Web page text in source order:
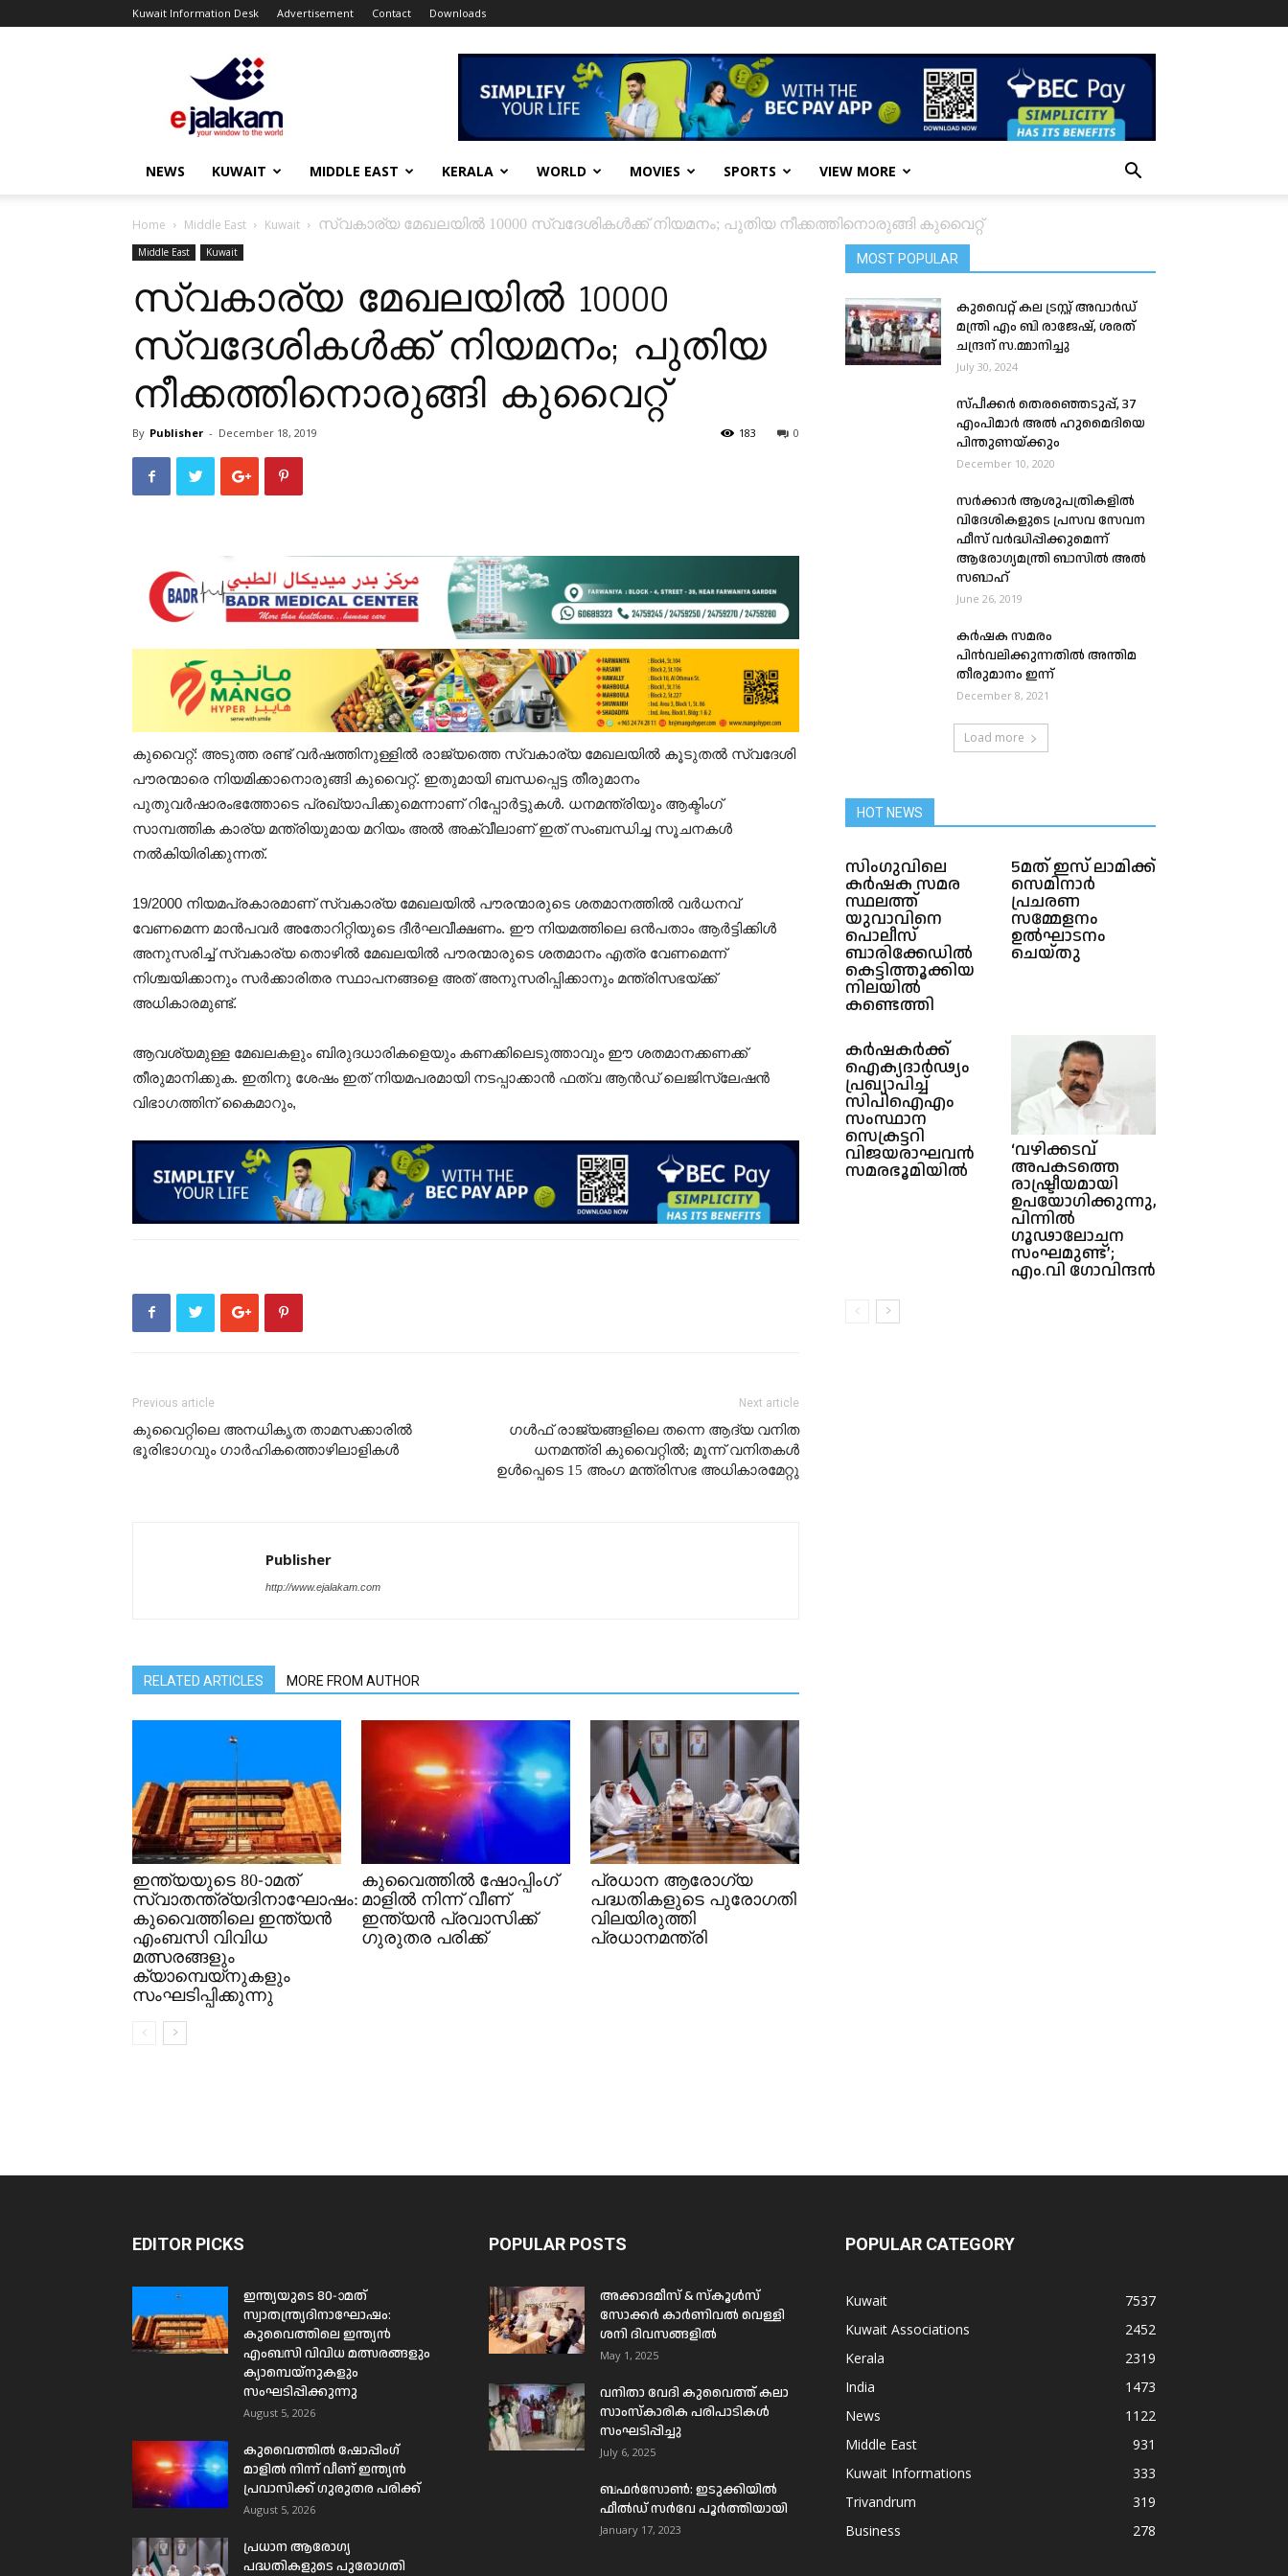
Kuwait Information Desk Advertisement Contact Downloads
ejalakam
NEWS KUWAIT MIDDLE EAST KERALA WORLD MOVIES SPORTS VIEW MORE
Home Middle East Kuwait സ്വകാര്യ മേഖലയിൽ 10000 സ്വദേശികള്‍ക്ക് നിയമനം; പുതിയ നീക്കത്തിനൊരുങ്ങി കുവൈറ്റ്
Middle East Kuwait
സ്വകാര്യ മേഖലയിൽ 10000
സ്വദേശികള്‍ക്ക് നിയമനം; പുതിയ
നീക്കത്തിനൊരുങ്ങി കുവൈറ്റ്
By Publisher - December 18, 2019 0
183
കുവൈറ്റ്: അടുത്ത രണ്ട് വർഷത്തിനുള്ളിൽ രാജ്യത്തെ സ്വകാര്യ മേഖലയിൽ കൂടുതൽ സ്വദേശി
പൗരന്മാരെ നിയമിക്കാനൊരുങ്ങി കുവൈറ്റ്. ഇതുമായി ബന്ധപ്പെട്ട തീരുമാനം
പുതുവർഷാരംഭത്തോടെ പ്രഖ്യാപിക്കുമെന്നാണ് റിപ്പോർട്ടുകൾ. ധനമന്ത്രിയും ആക്ടിംഗ്
സാമ്പത്തിക കാര്യ മന്ത്രിയുമായ മറിയം അൽ അക്വീലാണ് ഇത് സംബന്ധിച്ച സൂചനകൾ
നൽകിയിരിക്കുന്നത്.
19/2000 നിയമപ്രകാരമാണ് സ്വകാര്യ മേഖലയിൽ പൗരന്മാരുടെ ശതമാനത്തിൽ വർധനവ്
വേണമെന്ന മാൻപവർ അതോറിറ്റിയുടെ ദീർഘവീക്ഷണം. ഈ നിയമത്തിലെ ഒൻപതാം ആർട്ടിക്കിൾ
അനുസരിച്ച് സ്വകാര്യ തൊഴിൽ മേഖലയിൽ പൗരന്മാരുടെ ശതമാനം എത്ര വേണമെന്ന്
നിശ്ചയിക്കാനും സർക്കാരിതര സ്ഥാപനങ്ങളെ അത് അനുസരിപ്പിക്കാനും മന്ത്രിസഭയ്ക്ക്
അധികാരമുണ്ട്.
ആവശ്യമുള്ള മേഖലകളും ബിരുദധാരികളെയും കണക്കിലെടുത്താവും ഈ ശതമാനക്കണക്ക്
തീരുമാനിക്കുക. ഇതിനു ശേഷം ഇത് നിയമപരമായി നടപ്പാക്കാൻ ഫത്വ ആൻഡ് ലെജിസ്ലേഷൻ
വിഭാഗത്തിന് കൈമാറും,
Previous article
കുവൈറ്റിലെ അനധികൃത താമസക്കാരിൽ
ഭൂരിഭാഗവും ഗാർഹികത്തൊഴിലാളികൾ
Next article
ഗൾഫ് രാജ്യങ്ങളിലെ തന്നെ ആദ്യ വനിത
ധനമന്ത്രി കുവൈറ്റിൽ; മൂന്ന് വനിതകൾ
ഉള്‍പ്പെടെ 15 അംഗ മന്ത്രിസഭ അധികാരമേറ്റു
Publisher
http://www.ejalakam.com
RELATED ARTICLES MORE FROM AUTHOR
ഇന്ത്യയുടെ 80-ാമത്
സ്വാതന്ത്ര്യദിനാഘോഷം:
കുവൈത്തിലെ ഇന്ത്യൻ
എംബസി വിവിധ
മത്സരങ്ങളും
ക്യാമ്പെയ്‌നുകളും
സംഘടിപ്പിക്കുന്നു
കുവൈത്തിൽ ഷോപ്പിംഗ്
മാളിൽ നിന്ന് വീണ്
ഇന്ത്യൻ പ്രവാസിക്ക്
ഗുരുതര പരിക്ക്
പ്രധാന ആരോഗ്യ
പദ്ധതികളുടെ പുരോഗതി
വിലയിരുത്തി
പ്രധാനമന്ത്രി
MOST POPULAR
കുവൈറ്റ്‌ കല ട്രസ്റ്റ്‌ അവാർഡ്
മന്ത്രി എം ബി രാജേഷ്, ശരത്
ചന്ദ്രന് സ.മ്മാനിച്ചു
July 30, 2024
സ്പീക്കർ തെരഞ്ഞെടുപ്പ്, 37
എംപിമാർ അൽ ഹുമൈദിയെ
പിന്തുണയ്ക്കും
December 10, 2020
സർക്കാർ ആശുപത്രികളിൽ
വിദേശികളുടെ പ്രസവ സേവന
ഫീസ്‌ വർദ്ധിപ്പിക്കുമെന്ന്
ആരോഗ്യമന്ത്രി ബാസിൽ അൽ
സബാഹ്‌
June 26, 2019
കര്‍ഷക സമരം
പിന്‍വലിക്കുന്നതില്‍ അന്തിമ
തീരുമാനം ഇന്ന്
December 8, 2021
Load more
HOT NEWS
സിംഗുവിലെ
കർഷക സമര
സ്ഥലത്ത്
യുവാവിനെ
പൊലീസ്
ബാരിക്കേഡിൽ
കെട്ടിത്തൂക്കിയ
നിലയിൽ
കണ്ടെത്തി
5മത് ഇസ് ലാമിക്ക്
സെമിനാർ
പ്രചരണ
സമ്മേളനം
ഉൽഘാടനം
ചെയ്തു
കർഷകർക്ക്
ഐക്യദാർഢ്യം
പ്രഖ്യാപിച്ച്
സിപിഐഎം
സംസ്ഥാന
സെക്രട്ടറി
വിജയരാഘവൻ
സമരഭൂമിയിൽ
‘വഴിക്കടവ്
അപകടത്തെ
രാഷ്ട്രീയമായി
ഉപയോഗിക്കുന്നു,
പിന്നിൽ
ഗൂഢാലോചന
സംഘമുണ്ട്’;
എം.വി ഗോവിന്ദൻ
EDITOR PICKS
ഇന്ത്യയുടെ 80-ാമത്
സ്വാതന്ത്ര്യദിനാഘോഷം:
കുവൈത്തിലെ ഇന്ത്യൻ
എംബസി വിവിധ മത്സരങ്ങളും
ക്യാമ്പെയ്‌നുകളും
സംഘടിപ്പിക്കുന്നു
August 5, 2026
കുവൈത്തിൽ ഷോപ്പിംഗ്
മാളിൽ നിന്ന് വീണ് ഇന്ത്യൻ
പ്രവാസിക്ക് ഗുരുതര പരിക്ക്
August 5, 2026
പ്രധാന ആരോഗ്യ
പദ്ധതികളുടെ പുരോഗതി
POPULAR POSTS
അക്കാദമീസ് & സ്കൂൾസ്
സോക്കർ കാർണിവൽ വെള്ളി
ശനി ദിവസങ്ങളിൽ
May 1, 2025
വനിതാ വേദി കുവൈത്ത് കലാ
സാംസ്കാരിക പരിപാടികൾ
സംഘടിപ്പിച്ചു
July 6, 2025
ബഫര്‍സോണ്‍: ഇടുക്കിയില്‍
ഫീല്‍ഡ് സര്‍വേ പൂര്‍ത്തിയായി
January 17, 2023
POPULAR CATEGORY
Kuwait
7537
Kuwait Associations
2452
Kerala
2319
India
1473
News
1122
Middle East
931
Kuwait Informations
333
Trivandrum
319
Business
278